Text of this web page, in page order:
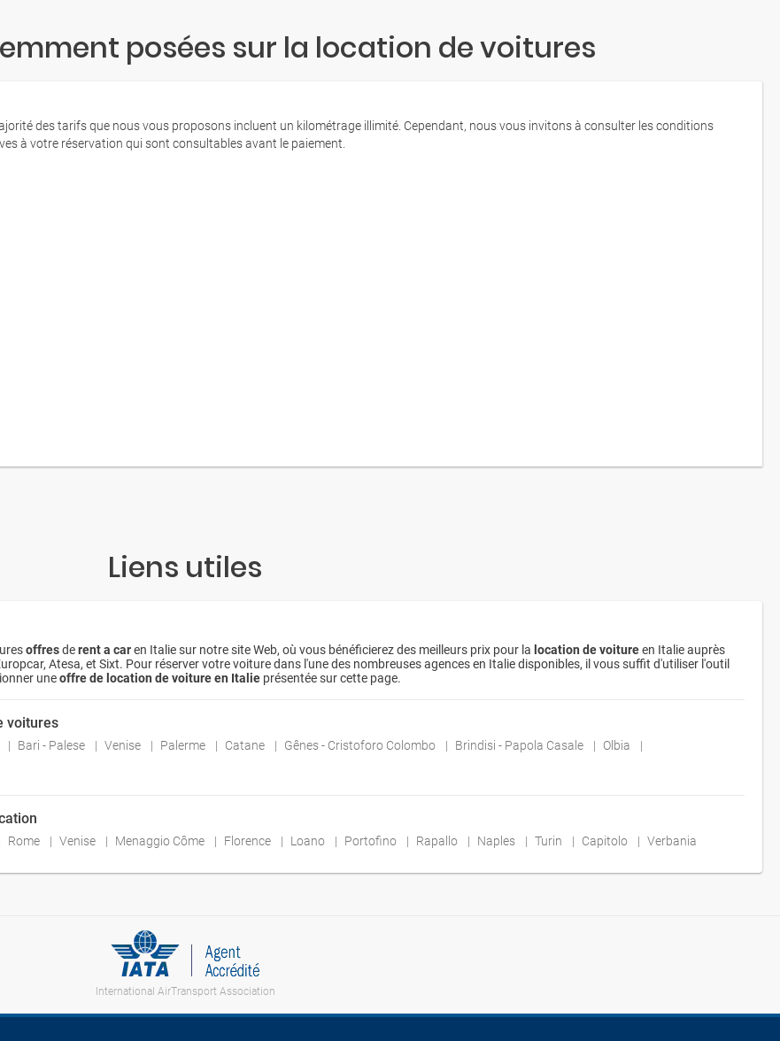
posées sur la location de voitures
des tarifs que nous vous proposons incluent un kilométrage illimité. Cependant, nous vous invitons à consulter les conditions
à votre réservation qui sont consultables avant le paiement.
Liens utiles
offresderent a caren Italie sur notre site Web, où vous bénéficierez des meilleurs prix pour la location de voitureen Italie auprès
Atesa, et Sixt. Pour réserver votre voiture dans l'une des nombreuses agences en Italie disponibles, il vous suffit d'utiliser l'outil
uneoffre de location de voiture en Italie présentée sur cette page.
voitures
Bari - Palese Venise Palerme Catane Gênes - Cristoforo Colombo Brindisi - Papola Casale
Olbia
Rome Venise Menaggio Côme Florence Loano Portofino Rapallo Naples Turin Capitolo Verbania
International AirTransport Association